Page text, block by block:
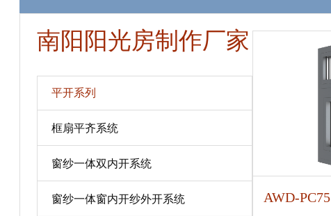
南阳阳光房制作厂家
平开系列
框扇平齐系统
窗纱一体双内开系统
窗纱一体窗内开纱外开系统
AWD-PC80 AWD-PC75